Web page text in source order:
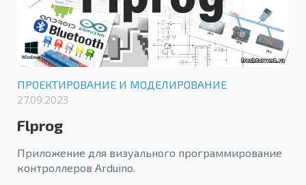
ПРОЕКТИРОВАНИЕ И МОДЕЛИРОВАНИЕ
27.09.2023
Flprog
Приложение для визуального программирование
контроллеров Arduino.